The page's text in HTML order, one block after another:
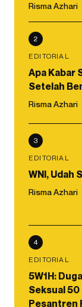
Risma Azhari
2
EDITORIAL
Apa Kabar
Setelah
Risma Azhari
3
EDITORIAL
WNI, Udah
Risma Azhari
4
EDITORIAL
5W1H:
Seksual
Pesantren